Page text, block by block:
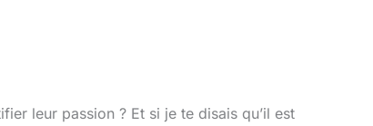
leur passion ? Et si je te disais qu’il est